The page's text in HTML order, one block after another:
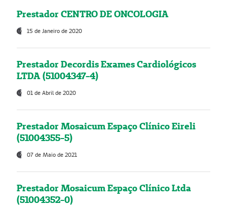
Prestador CENTRO DE ONCOLOGIA
15 de Janeiro de 2020
Prestador Decordis Exames Cardiológicos
LTDA (51004347-4)
01 de Abril de 2020
Prestador Mosaicum Espaço Clínico Eireli
(51004355-5)
07 de Maio de 2021
Prestador Mosaicum Espaço Clínico Ltda
(51004352-0)